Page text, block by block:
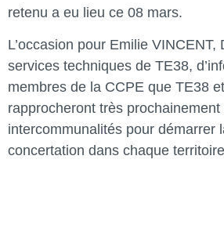
retenu a eu lieu ce 08 mars.
L’occasion pour Emilie VINCENT,
services techniques de TE38,
membres de la CCPE que TE38
rapprocheront très prochainement
intercommunalités pour démarrer
concertation dans chaque